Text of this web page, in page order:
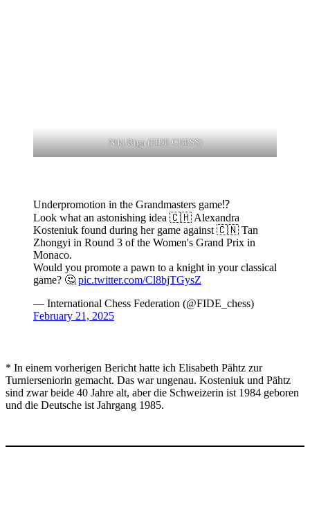
Niki Riga (FIDE CHESS)
Underpromotion in the Grandmasters game⁉️
Look what an astonishing idea 🇨🇭 Alexandra
Kosteniuk found during her game against 🇨🇳 Tan
Zhongyi in Round 3 of the Women's Grand Prix in
Monaco.
Would you promote a pawn to a knight in your classical
game? 🤔 pic.twitter.com/Cl8bjTGysZ
— International Chess Federation (@FIDE_chess)
February 21, 2025
* In einem vorherigen Bericht hatte ich Elisabeth Pähtz zur
Turnierseniorin gemacht. Das war ungenau. Kosteniuk und Pähtz
sind zwar beide 40 Jahre alt, aber die Schweizerin ist 1984 geboren
und die Deutsche ist Jahrgang 1985.